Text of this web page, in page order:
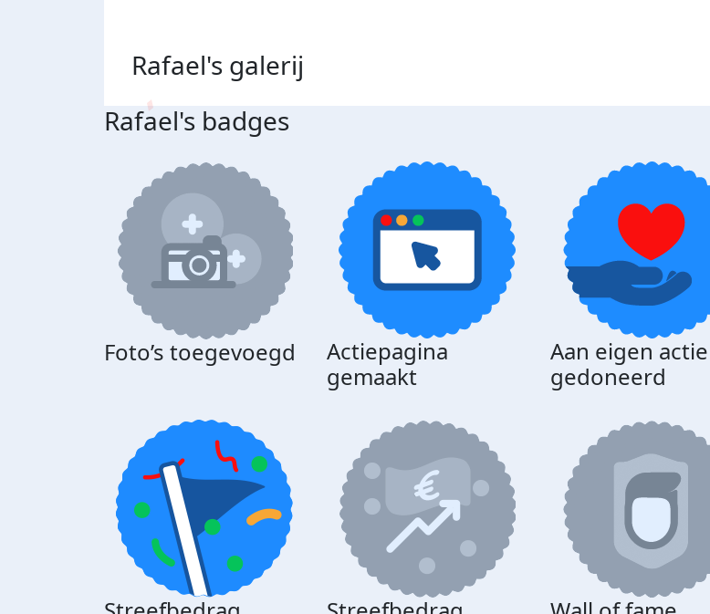
Rafael's galerij
Rafael's badges
Foto’s toegevoegd
Actiepagina
gemaakt
Aan eigen actie
gedoneerd